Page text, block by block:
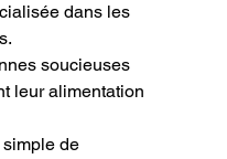
dans les
soucieuses
leur alimentation
simple de